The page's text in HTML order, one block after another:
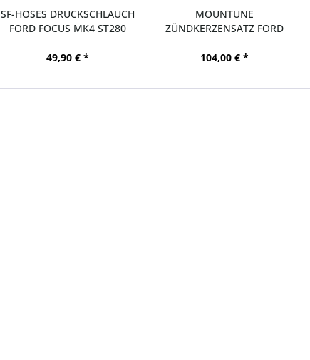
SF-HOSES DRUCKSCHLAUCH
FORD FOCUS MK4 ST280
49,90 € *
MOUNTUNE
ZÜNDKERZENSATZ FORD
104,00 € *